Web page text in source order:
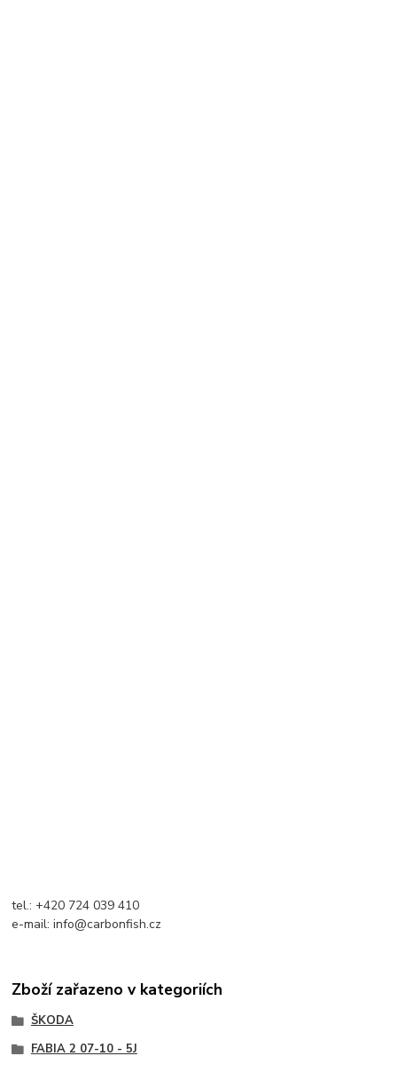
tel.: +420 724 039 410
e-mail: info@carbonfish.cz
Zboží zařazeno v kategoriích
ŠKODA
FABIA 2 07-10 - 5J